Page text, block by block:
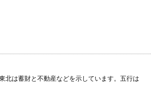
北は蓄財と不動産などを示しています。五行は